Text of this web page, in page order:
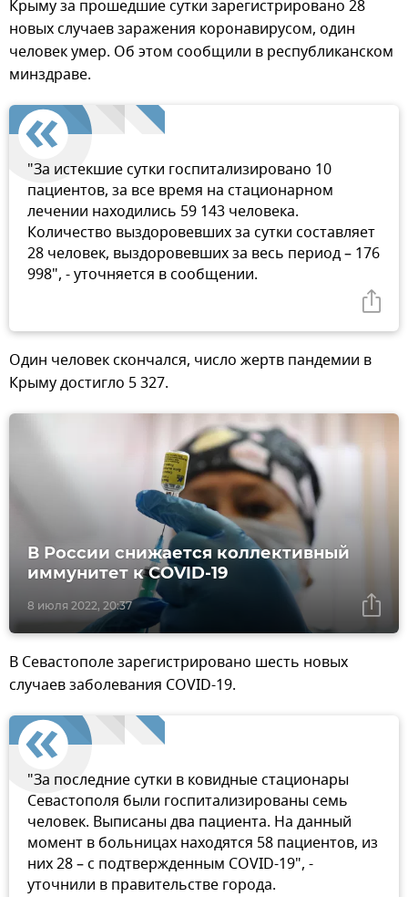
Крыму за прошедшие сутки зарегистрировано 28
новых случаев заражения коронавирусом, один
человек умер. Об этом сообщили в республиканском
минздраве.
"За истекшие сутки госпитализировано 10
пациентов, за все время на стационарном
лечении находились 59 143 человека.
Количество выздоровевших за сутки составляет
28 человек, выздоровевших за весь период – 176
998", - уточняется в сообщении.
Один человек скончался, число жертв пандемии в
Крыму достигло 5 327.
8 июля 2022, 20:37
В России снижается коллективный
иммунитет к COVID-19
В Севастополе зарегистрировано шесть новых
случаев заболевания COVID-19.
"За последние сутки в ковидные стационары
Севастополя были госпитализированы семь
человек. Выписаны два пациента. На данный
момент в больницах находятся 58 пациентов, из
них 28 – с подтвержденным COVID-19", -
уточнили в правительстве города.